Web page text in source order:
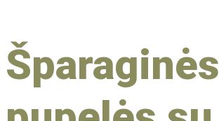
Šparaginės